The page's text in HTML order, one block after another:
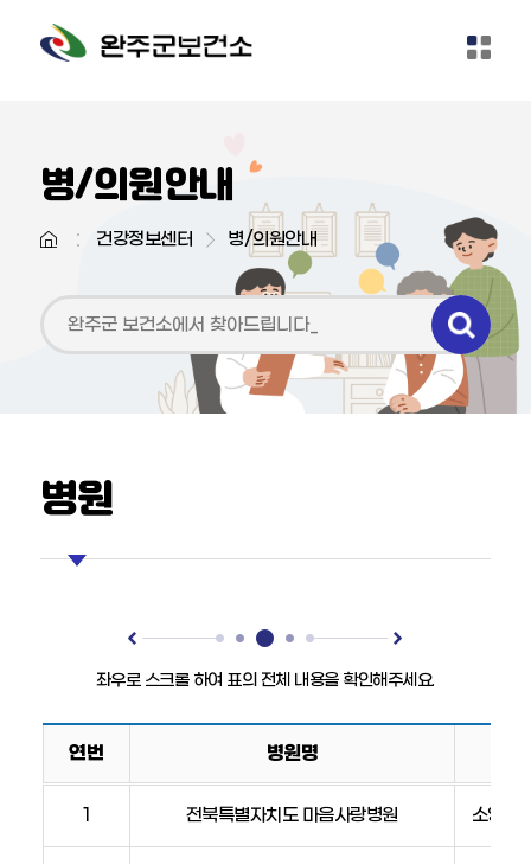
약국안내
자가진단
응급처치정보
병/의원안내
건강정보센터 병/의원안내
병원
안
연번 병원명
1 전북특별자치도 마음사랑병원 소양면